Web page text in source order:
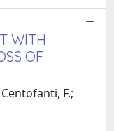
WITH
OF
F.;